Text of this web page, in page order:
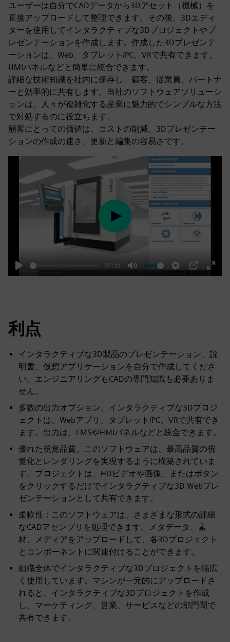
ユーザーは自分でCADデータから3Dアセット（機械）を
直接アップロードして整理できます。その後、3Dエディ
ターを使用してインタラクティブな3Dプロジェクトやプ
レゼンテーションを作成します。作成した3Dプレゼンテ
ーションは、Web、タブレット/PC、VRで共有できます。
HMIパネルなどと簡単に統合できます。
詳細な技術知識を社内に保存し、顧客、従業員、パートナ
ーと効率的に共有します。当社のソフトウェアソリューシ
ョンは、人々が複雑化する産業に魅力的でシンプルな方法
で対処するのに役立ちます。
顧客にとっての価値は、コストの削減、3Dプレゼンテー
ションの作成の速さ、更新と編集の容易さです。
Play
01:33
Mute Settings
PIP
Enter
Play
利点
インタラクティブな3D製品のプレゼンテーション、説
明書、仮想アプリケーションを自分で作成してくださ
い。エンジニアリングもCADの専門知識も必要ありま
せん。
多数の出力オプション。インタラクティブな3Dプロジ
ェクトは、Webアプリ、タブレット/PC、VRで共有でき
ます。出力は、LMSやHMIパネルなどと統合できます。
優れた視覚品質。このソフトウェアは、最高品質の視
覚化とレンダリングを実現するように構築されていま
す。プロジェクトは、HDビデオや画像、またはボタン
をクリックするだけでインタラクティブな3D Webプレ
ゼンテーションとして共有できます。
柔軟性：このソフトウェアは、さまざまな形式の詳細
なCADアセンブリを処理できます。メタデータ、素
材、メディアをアップロードして、各3Dプロジェクト
とコンポーネントに関連付けることができます。
組織全体でインタラクティブな3Dプロジェクトを幅広
く使用しています。マシンが一元的にアップロードさ
れると、インタラクティブな3Dプロジェクトを作成
し、マーケティング、営業、サービスなどの部門間で
共有できます。